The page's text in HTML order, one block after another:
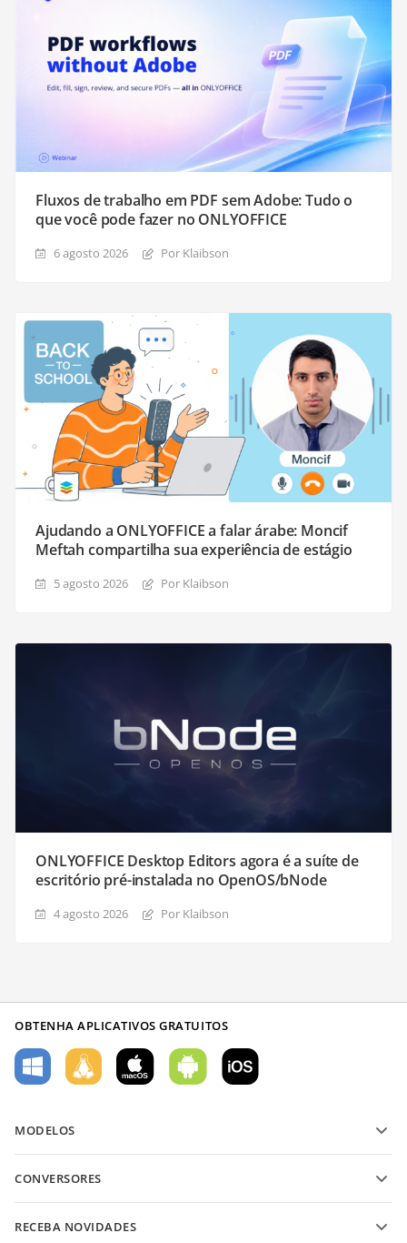
Fluxos de trabalho em PDF sem Adobe: Tudo o
que você pode fazer no ONLYOFFICE
6 agosto 2026 Por Klaibson
Ajudando a ONLYOFFICE a falar árabe: Moncif
Meftah compartilha sua experiência de estágio
5 agosto 2026 Por Klaibson
ONLYOFFICE Desktop Editors agora é a suíte de
escritório pré-instalada no OpenOS/bNode
4 agosto 2026 Por Klaibson
OBTENHA APLICATIVOS GRATUITOS
MODELOS
Modelos de documentos de texto
CONVERSORES
Converter planilhas
RECEBA NOVIDADES